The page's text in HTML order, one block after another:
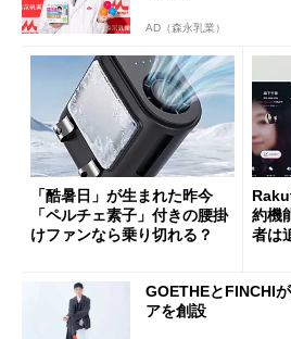
AD（森永乳業）
「酷暑日」が生まれた昨今
「ペルチェ素子」付きの腰掛
けファンなら乗り切れる？
約機
者は
GOETHEとFINCHI
アを創設